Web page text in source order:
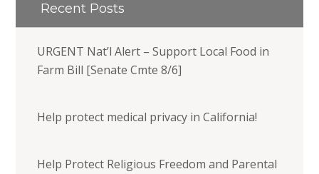
Recent Posts
URGENT Nat’l Alert – Support Local Food in
Farm Bill [Senate Cmte 8/6]
Help protect medical privacy in California!
Help Protect Religious Freedom and Parental